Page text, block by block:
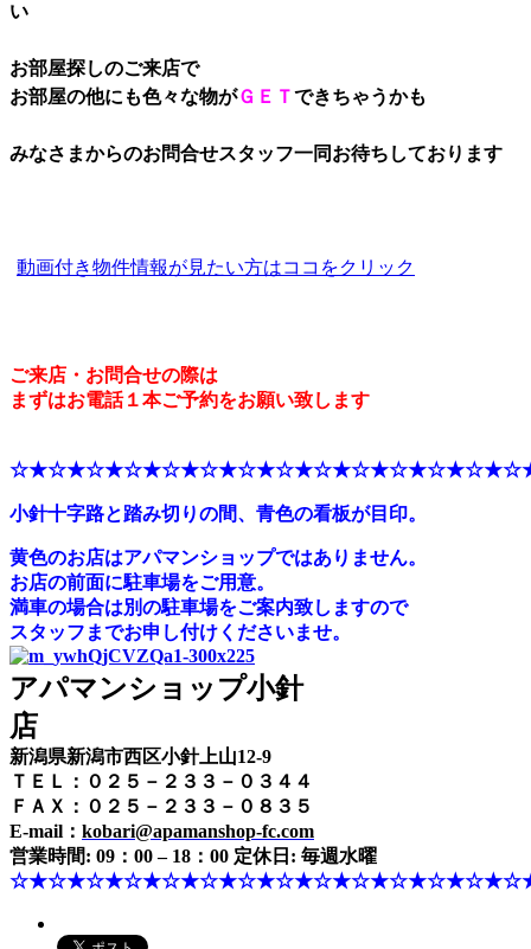
い
お部屋探しのご来店で
お部屋の他にも色々な物がＧＥＴできちゃうかも
みなさまからのお問合せスタッフ一同お待ちしております
動画付き物件情報が見たい方はココをクリック
ご来店・お問合せの際は
まずはお電話１本ご予約をお願い致します
小針十字路と踏み切りの間、青色の看板が目印。
黄色のお店はアパマンショップではありません。
お店の前面に駐車場をご用意。
満車の場合は別の駐車場をご案内致しますので
スタッフまでお申し付けくださいませ。
アパマンショップ小針
店
新潟県新潟市西区小針上山12-9
ＴＥＬ：０２５－２３３－０３４４
ＦＡＸ：０２５－２３３－０８３５
E-mail： kobari@apamanshop-fc.com
営業時間: 09：00 – 18：00 定休日: 毎週水曜